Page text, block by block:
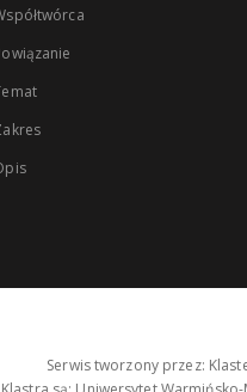
Serwis tworzony przez: